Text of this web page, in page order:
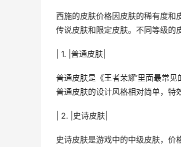
西施的皮肤价格因皮肤的稀有度和
传说皮肤和限定皮肤。不同等级的
| 1. |普通皮肤|
普通皮肤是《王者荣耀’里面最常
普通皮肤的设计风格相对简单，特
| 2. |史诗皮肤|
史诗皮肤是游戏中的中级皮肤，价